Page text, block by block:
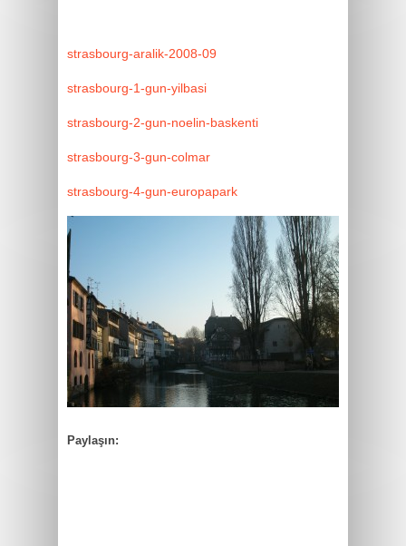
strasbourg-aralik-2008-09
strasbourg-1-gun-yilbasi
strasbourg-2-gun-noelin-baskenti
strasbourg-3-gun-colmar
strasbourg-4-gun-europapark
Paylaşın: